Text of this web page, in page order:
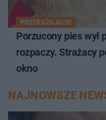
PRZERAŻAJĄCE!
Porzucony pies wył
rozpaczy. Strażacy
okno
NAJNOWSZE